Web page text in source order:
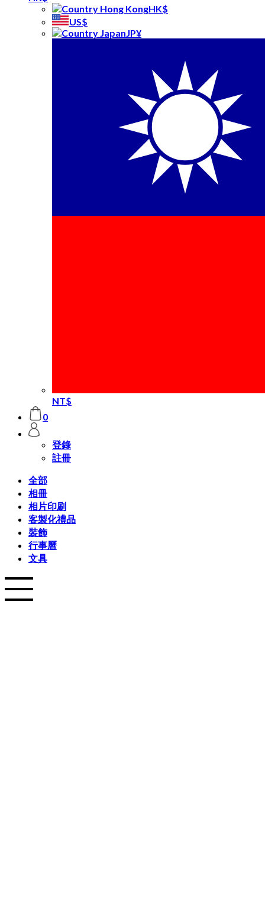
HK$
US$
JP¥
NT$
0
登錄
註冊
全部
相冊
相片印刷
客製化禮品
裝飾
行事曆
文具